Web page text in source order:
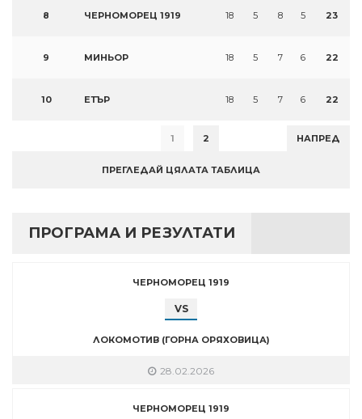
8 ЧЕРНОМОРЕЦ 1919 18 5 8 5 23
9 МИНЬОР 18 5 7 6 22
10 ЕТЪР 18 5 7 6 22
1 2 НАПРЕД
ПРЕГЛЕДАЙ ЦЯЛАТА ТАБЛИЦА
ПРОГРАМА И РЕЗУЛТАТИ
ЧЕРНОМОРЕЦ 1919
VS
ЛОКОМОТИВ (ГОРНА ОРЯХОВИЦА)
28.02.2026
ЧЕРНОМОРЕЦ 1919